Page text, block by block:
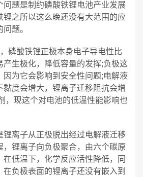
问题是制约磷酸铁锂电池产业发展
锂之所以这么晚还没有大范围的应
题。
磷酸铁锂正极本身电子导电性比
产生极化，降低容量的发挥;负极这
因为它会影响到安全性问题;电解液
黏度会增大，锂离子迁移阻抗会增
，现这个对电池的低温性能影响也
锂离子从正极脱出经过电解液迁移
，锂离子向负极聚合，由六个碳原
低温下，化学反应活性降低，同
在负极表面的锂离子还没有嵌入到